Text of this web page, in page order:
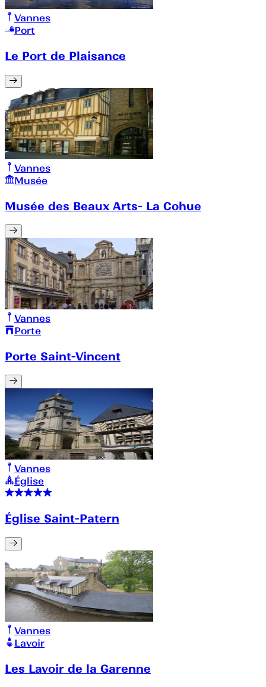
Vannes
Port
Le Port de Plaisance
Vannes
Musée
Musée des Beaux Arts- La Cohue
Vannes
Porte
Porte Saint-Vincent
Vannes
Église
Église Saint-Patern
Vannes
Lavoir
Les Lavoir de la Garenne